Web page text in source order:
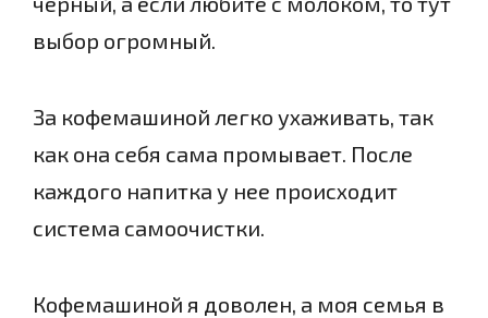
выбор огромный.
За кофемашиной легко ухаживать, так
как она себя сама промывает. После
каждого напитка у нее происходит
система самоочистки.
Кофемашиной я доволен, а моя семья в